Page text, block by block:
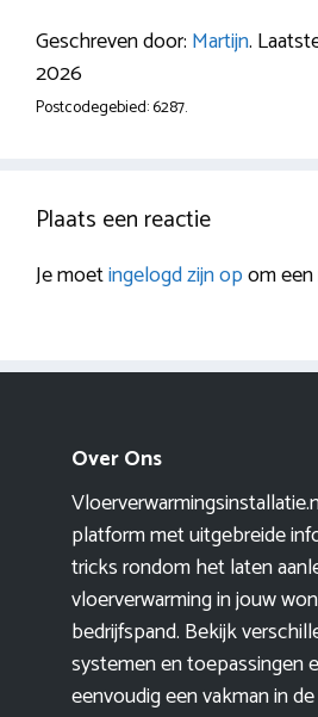
Geschreven door: Martijn.
2026
Postcodegebied: 6287.
Plaats een reactie
Je moetingelogd zijn opom
Over Ons
platform met uitgebreide
tricks rondom het laten
vloerverwarming in jouw
bedrijfspand. Bekijk
systemen en toepassingen
eenvoudig een vakman in